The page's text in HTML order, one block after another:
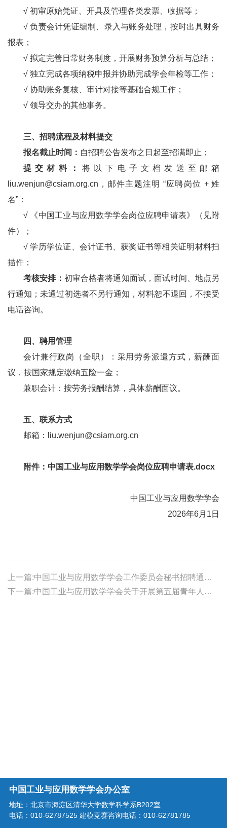
√ 初审原始凭证、开具及管理各类发票、收据等；
√负责会计凭证编制、录入与账务处理，按时出具财务
报表；
√ 拟定完善日常财务制度，开展财务预算分析与总结；
√ 独立完成各项纳税申报并协助完成学会年检等工作；
√ 协助账务复核、审计对接等基础合规工作；
√ 领导交办的其他事务。
三、招聘流程及材料提交
报名截止时间： 自招聘公告发布之日起至招满即止；
提交材料： 将以下电子文档发送至邮箱
liu.wenjun@csiam.org.cn，邮件主题注明 “应聘岗位 + 姓
名”：
√
《中国工业与应用数学学会岗位应聘申请表》（见附
件）；
√学历学位证、会计证书、获奖证书等相关证明材料扫
描件；
考核安排： 初审合格者将通知面试，面试时间、地点另
行通知；未通过初选者不另行通知，材料恕不退回，不接受
电话咨询。
四、聘用管理
会计兼行政岗（全职）：采用劳务派遣方式，薪酬面
议，按国家规定缴纳五险一金；
兼职会计：按劳务报酬结算，具体薪酬面议。
五、联系方式
邮箱：liu.wenjun@csiam.org.cn
附件： 中国工业与应用数学学会岗位应聘申请表.docx
中国工业与应用数学学会
2026年6月1日
上一篇:中国工业与应用数学学会工作委员会秘书招聘通知（长沙）
下一篇:中国工业与应用数学学会关于开展第五届青年人才托举工程项目申报工作的通知
中国工业与应用数学学会办公室
地址：北京市海淀区清华大学数学科学系B202室
电话：010-62787525 建模竞赛咨询电话：010-62781785